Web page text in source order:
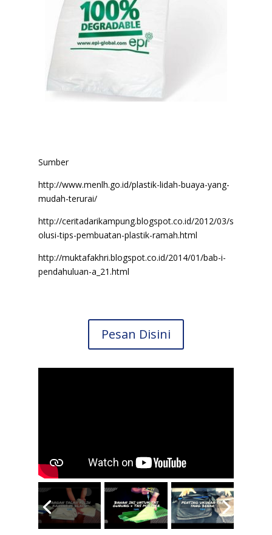
Sumber
http://www.menlh.go.id/plastik-lidah-buaya-yang-
mudah-terurai/
http://ceritadarikampung.blogspot.co.id/2012/03/s
olusi-tips-pembuatan-plastik-ramah.html
http://muktafakhri.blogspot.co.id/2014/01/bab-i-
pendahuluan-a_21.html
Pesan Disini